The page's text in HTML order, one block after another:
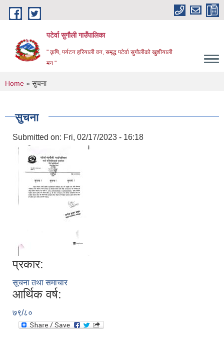
Skip to main content
पटेर्वा सुगौली गाउँपालिका
" कृषि, पर्यटन हरियाली वन, समृद्ध पटेर्वा सुगौलीको खुशीयाली
मन "
You are here
Home » सुचना
सुचना
Submitted on: Fri, 02/17/2023 - 16:18
प्रकार:
सूचना तथा समाचार
आर्थिक वर्ष:
७९/८०